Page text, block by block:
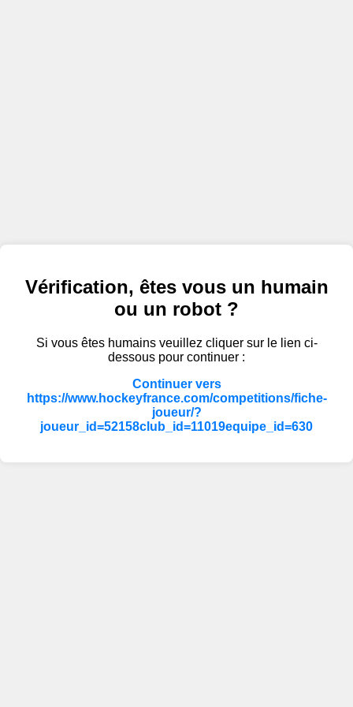
Vérification, êtes vous un humain
ou un robot ?
Si vous êtes humains veuillez cliquer sur le lien ci-
dessous pour continuer :
Continuer vers
https://www.hockeyfrance.com/competitions/fiche-
joueur/?
joueur_id=52158club_id=11019equipe_id=630